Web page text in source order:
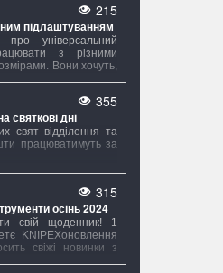
боротиметься з
який завжди
215
підлаштуванням
про універсальний
з різними
Вони хочуть,
355
святкові дні
свят відділення та
працюватимуть за
315
осінь 2024
свій щоденник! 1
KNIPEXоновлення
свіжі новинки з